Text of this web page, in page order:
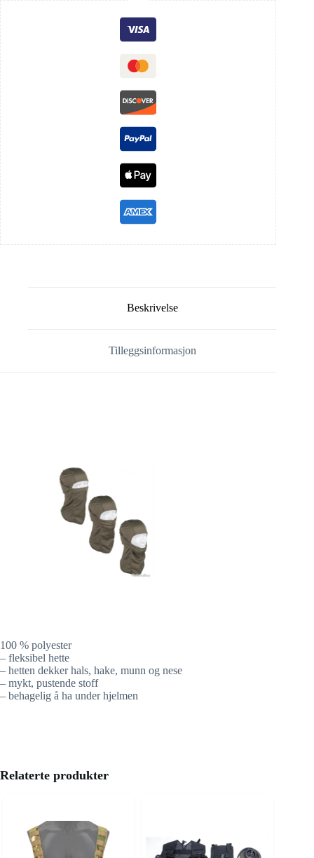
Beskrivelse
Tilleggsinformasjon
100 % polyester
– fleksibel hette
– hetten dekker hals, hake, munn og nese
– mykt, pustende stoff
– behagelig å ha under hjelmen
Relaterte produkter